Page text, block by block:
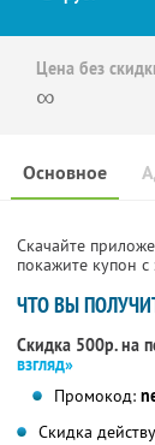
Цена без
∞
Основное
Скачайте
покажите купон
ЧТО ВЫ
Скидка 500р. на
взгляд»
Промокод:
Скидка